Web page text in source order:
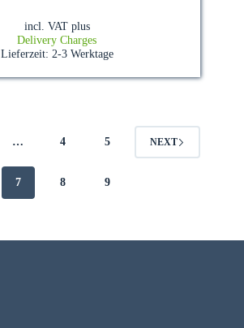
incl. VAT plus
Delivery Charges
Lieferzeit: 2-3 Werktage
… 4 5
7 8 9
NEXT